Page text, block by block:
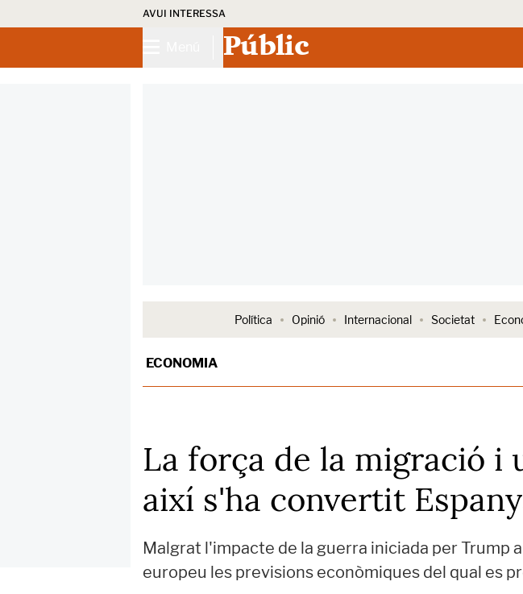
AVUI INTERESSA
Públic
Política Opinió Internacional Societat
ECONOMIA
La força de la migració i
així s'ha convertit
Malgrat l'impacte de la guerra iniciada per Trump
europeu les previsions econòmiques del qual es